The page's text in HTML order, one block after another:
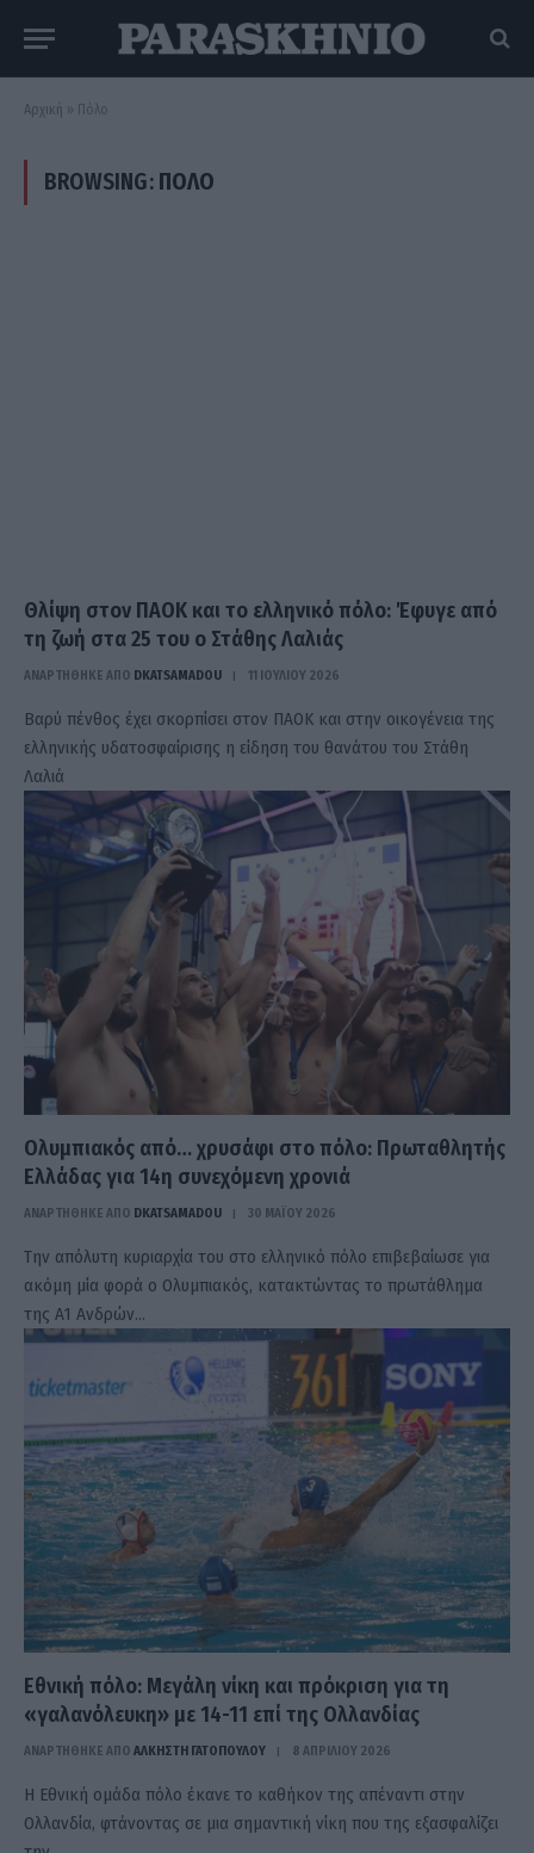
Αρχική » Πόλο
BROWSING: ΠΌΛΟ
Θλίψη στον ΠΑΟΚ και το ελληνικό πόλο: Έφυγε από
τη ζωή στα 25 του ο Στάθης Λαλιάς
ΑΝΑΡΤΗΘΗΚΕ ΑΠΟ DKATSAMADOU 11 ΙΟΥΛΊΟΥ 2026
Βαρύ πένθος έχει σκορπίσει στον ΠΑΟΚ και στην οικογένεια της
ελληνικής υδατοσφαίρισης η είδηση του θανάτου του Στάθη
Λαλιά
Ολυμπιακός από… χρυσάφι στο πόλο: Πρωταθλητής
Ελλάδας για 14η συνεχόμενη χρονιά
ΑΝΑΡΤΗΘΗΚΕ ΑΠΟ DKATSAMADOU 30 ΜΑΪ́ΟΥ 2026
Την απόλυτη κυριαρχία του στο ελληνικό πόλο επιβεβαίωσε για
ακόμη μία φορά ο Ολυμπιακός, κατακτώντας το πρωτάθλημα
της Α1 Ανδρών…
Εθνική πόλο: Μεγάλη νίκη και πρόκριση για τη
«γαλανόλευκη» με 14-11 επί της Ολλανδίας
ΑΝΑΡΤΗΘΗΚΕ ΑΠΟ ΆΛΚΗΣΤΗ ΓΑΤΟΠΟΎΛΟΥ 8 ΑΠΡΙΛΊΟΥ 2026
Η Εθνική ομάδα πόλο έκανε το καθήκον της απέναντι στην
Ολλανδία, φτάνοντας σε μια σημαντική νίκη που της εξασφαλίζει